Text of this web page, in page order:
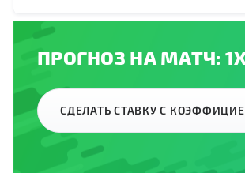
ПРОГНОЗ НА МАТЧ:
СДЕЛАТЬ СТАВКУ С